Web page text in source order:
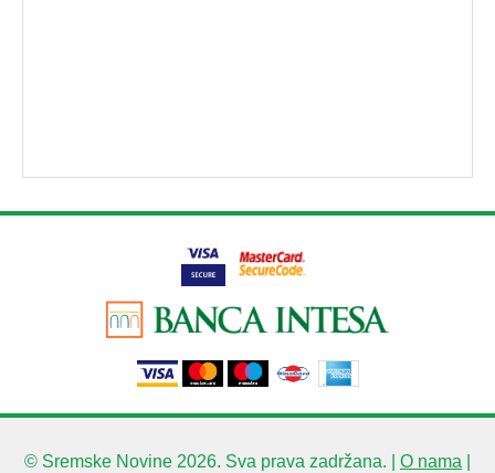
© Sremske Novine 2026. Sva prava zadržana. | O nama